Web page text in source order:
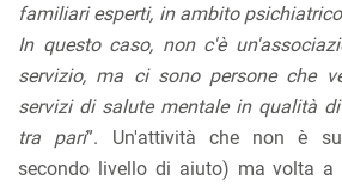
familiari esperti, in ambito psichiatrico
In questo caso, non c'è
servizio, ma ci sono persone che
servizi di salute mentale in qualità
tra pari”. Un'attività che non è
secondo livello di aiuto) ma volta a